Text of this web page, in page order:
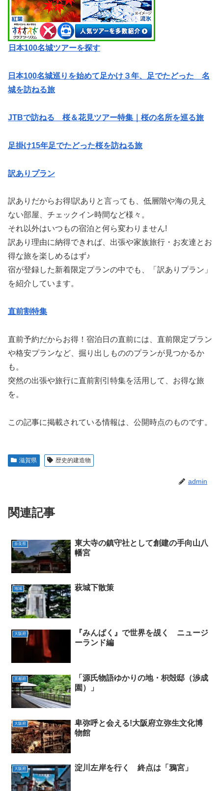
日本100名城ツアーを探す
日本100名城巡りを始めて足かけ３年、足でたどった 名
城を訪ねる旅
JTBで訪ねる 桜＆花見ツアー特集｜桜の名所を巡る旅
足掛け15年足でたどった桜を訪ねる旅
訳ありプラン
訳ありだからお得!訳ありと言っても、低層階や海の見え
ない部屋、チェックイン時間など様々。
それ以外はいつもの宿泊と何ら変わりません!
訳あり理由に納得できれば、出張や家族旅行・お友達とお
得な旅を楽しめるはず♪
宿が登録した新着限定プランの中でも、「訳ありプラン」
を紹介しています。
直前割特集
直前予約だからお得！宿泊日の直前には、直前限定プラン
や格安プランなど、掘り出しもののプランが見つかるか
も。
突然の出張や旅行に直前割引特集を活用して、お得な旅
を。
この記事に掲載されている情報は、公開時点のものです。
滋賀県 歴史的建造物
admin
関連記事
奈良県
東大寺の鎮守社として創建の手向山八
幡宮
地域 萩城下散策
大阪府
『みんぱく』で世界を覘く ニュージ
ーランド編
京都府
「源氏物語ゆかりの地・枳殻邸（渉成
園）」
大阪府
卑弥呼と会える!大阪府立弥生文化博
物館
大阪府 淀川左岸を行く 終点は「鴉宮」